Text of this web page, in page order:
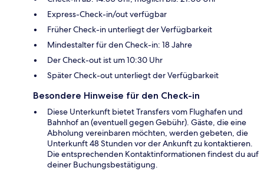
Express-Check-in/out verfügbar
Früher Check-in unterliegt der Verfügbarkeit
Mindestalter für den Check-in: 18 Jahre
Der Check-out ist um 10:30 Uhr
Später Check-out unterliegt der Verfügbarkeit
Besondere Hinweise für den Check-in
Diese Unterkunft bietet Transfers vom Flughafen und
Bahnhof an (eventuell gegen Gebühr). Gäste, die eine
Abholung vereinbaren möchten, werden gebeten, die
Unterkunft 48 Stunden vor der Ankunft zu kontaktieren.
Die entsprechenden Kontaktinformationen findest du auf
deiner Buchungsbestätigung.